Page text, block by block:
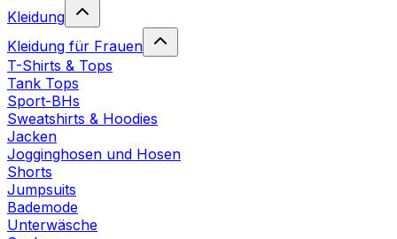
Kleidung
Kleidung für Frauen
T-Shirts & Tops
Tank Tops
Sport-BHs
Sweatshirts & Hoodies
Jacken
Jogginghosen und Hosen
Shorts
Jumpsuits
Bademode
Unterwäsche